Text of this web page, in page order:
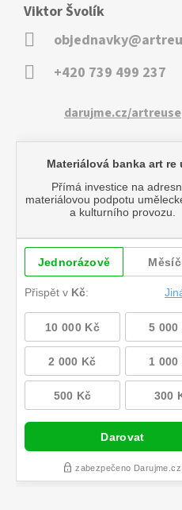
Viktor Švolík
+420 739 499 237
darujme.cz/artreuse